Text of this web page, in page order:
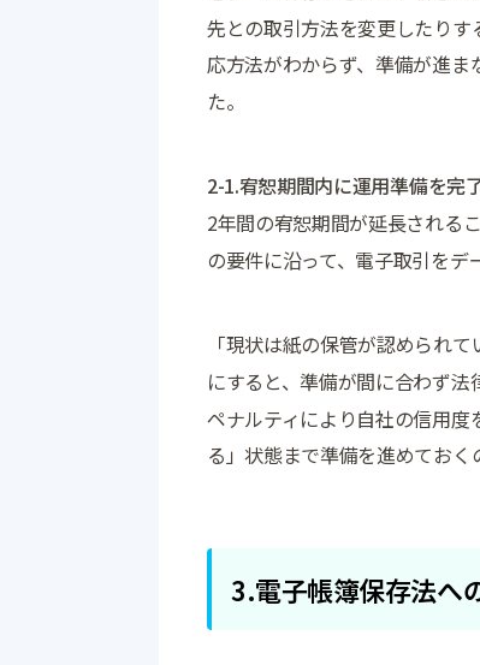
先との取引方法を変更したり
応方法がわからず、準備が進
た。
2-1.宥恕期間内に運用準備を完
2年間の宥恕期間が延長される
の要件に沿って、電子取引をデ
「現状は紙の保管が認められ
にすると、準備が間に合わず法
ペナルティにより自社の信用
る」状態まで準備を進めておく
3.電子帳簿保存法へ